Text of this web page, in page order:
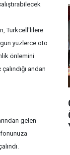
Turkcell'lilere
yüzlerce oto
önlemini
andan
gelen